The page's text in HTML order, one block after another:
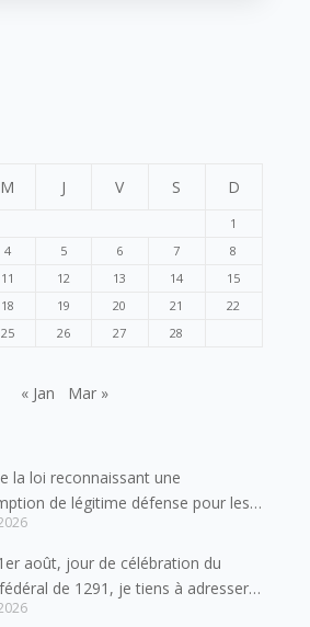
M J V S D
1
4 5 6 7
8
11 12 13 14
15
18 19 20 21
22
25 26 27 28
« Jan Mar »
la loi reconnaissant une
de légitime défense pour les
l’ordre
août, jour de célébration du
de 1291, je tiens à adresser
salutations à nos voisins et